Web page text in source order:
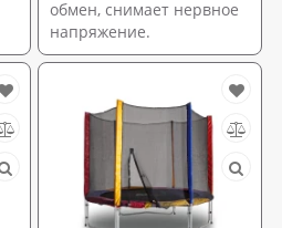
обмен, снимает нервное
напряжение.